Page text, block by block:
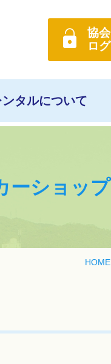
協
ロ
タルについて
ーショップ
HOME